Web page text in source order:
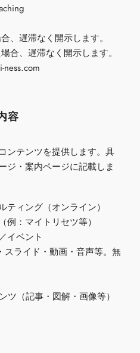
、遅滞なく開示します。
合、遅滞なく開示します。
ness.com
容
ンテンツを提供します。具
ジ・案内ページに記載しま
ティング（オンライン）
例：マイトリセツ等）
イベント
スライド・動画・音声等。無
ツ（記事・図解・画像等）